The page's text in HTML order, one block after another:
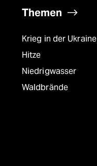
Themen
Krieg in der Ukraine
Hitze
Niedrigwasser
Waldbrände